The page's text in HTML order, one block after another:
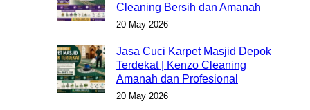
Cleaning Bersih dan Amanah
20 May 2026
Jasa Cuci Karpet Masjid Depok
Terdekat | Kenzo Cleaning
Amanah dan Profesional
20 May 2026